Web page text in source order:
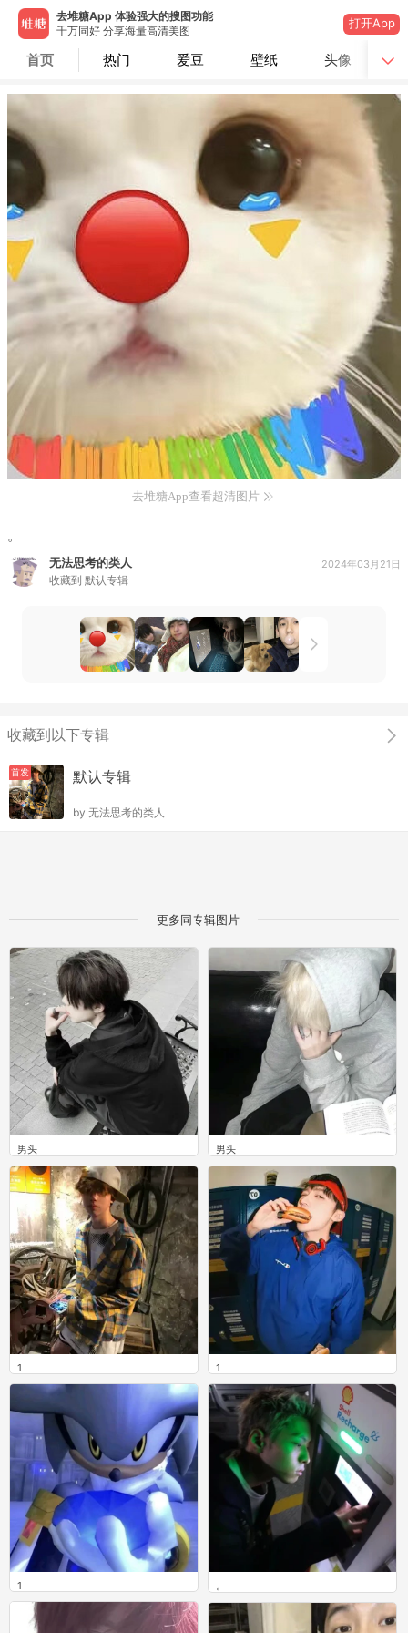
去堆糖App 体验强大的搜图功能
千万同好 分享海量高清美图
打开App
首页 热门 爱豆 壁纸 头像
去堆糖App查看超清图片
。
无法思考的类人
收藏到 默认专辑
2024年03月21日
收藏到以下专辑
首发 默认专辑
by 无法思考的类人
更多同专辑图片
男头
0
男头
0
1
0
1
0
1
0
。
0